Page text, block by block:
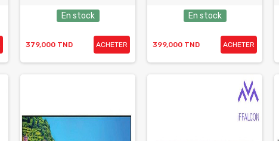
En stock
379,000 TND ACHETER
En stock
399,000 TND ACHETER